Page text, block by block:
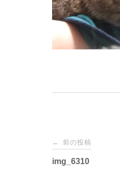
投
稿
← 前の投稿
img_6310